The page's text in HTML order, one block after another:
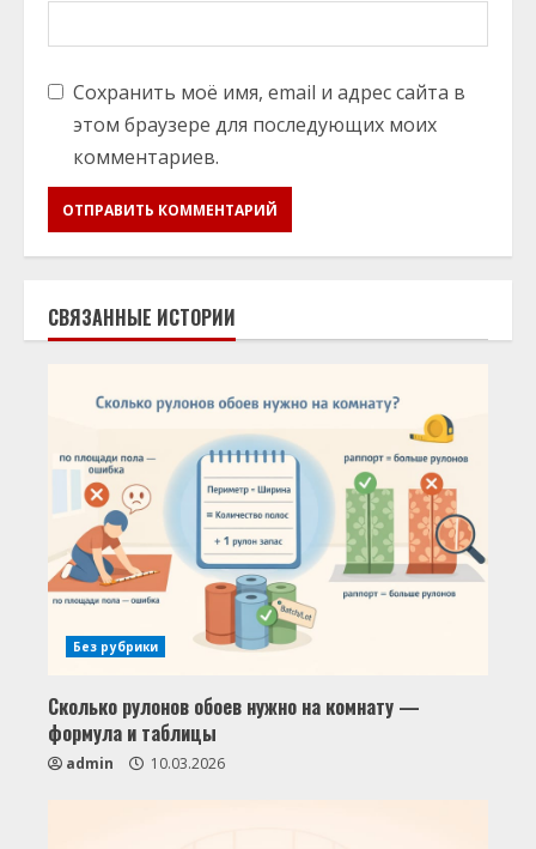
Сохранить моё имя, email и адрес сайта в
этом браузере для последующих моих
комментариев.
СВЯЗАННЫЕ ИСТОРИИ
Без рубрики
Сколько рулонов обоев нужно на комнату —
формула и таблицы
admin 10.03.2026